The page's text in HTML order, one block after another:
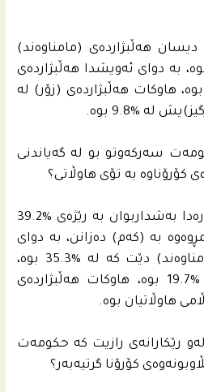
دیسان هه‌ڵبژارده‌ى (مامناوه‌ند)
بوه‌ كه‌ له‌ %43.1 بوه‌، به‌ دواى ئه‌ویشدا هه‌ڵبژارده‌ى
(كه‌م) دێت كه‌ له‌ %27.4 بوه‌، هاوكات هه‌ڵبژارده‌ى (زۆر) له‌
سه‌ركه‌وتو بو له‌ گه‌یاندنى
كۆرۆناوه‌ به‌ تۆى هاوڵاتى؟
له‌ ده‌رئه‌نجامى ئه‌و پرسیاره‌دا به‌شداربوان به‌ رێژه‌ى %39.2
به‌ (كه‌م) ده‌زانن، به‌ دواى
ئه‌ویشدا هه‌ڵبژارده‌ى (مامناوه‌ند) دێت كه‌ له‌ %35.3 بوه‌،
هه‌ڵبژارده‌ى (هه‌رگیز) له‌ %19.7 بوه‌، هاوكات هه‌ڵبژارده‌ى
رێكارانه‌ى رازیت كه‌ حكومه‌ت
كۆرۆنا گرتیه‌به‌ر؟